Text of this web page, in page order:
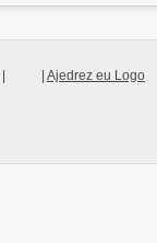
Ajedrez eu Logo